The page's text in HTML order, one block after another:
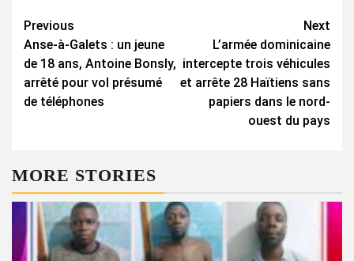
Continue
Reading
Previous
Anse-à-Galets : un jeune
de 18 ans, Antoine Bonsly,
arrêté pour vol présumé
de téléphones
Next
L’armée dominicaine
intercepte trois véhicules
et arrête 28 Haïtiens sans
papiers dans le nord-
ouest du pays
MORE STORIES